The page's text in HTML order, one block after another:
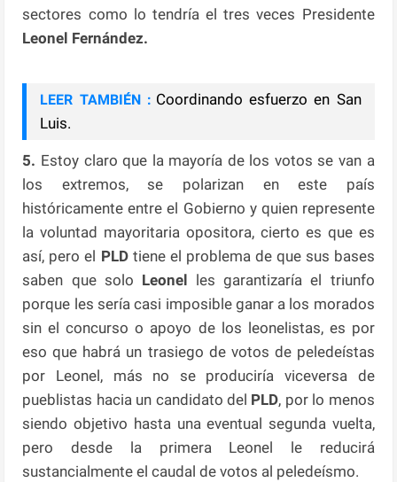
sectores como lo tendría el tres veces Presidente
Leonel Fernández.
LEER TAMBIÉN : Coordinando esfuerzo en San
Luis.
5. Estoy claro que la mayoría de los votos se van a
los extremos, se polarizan en este país
históricamente entre el Gobierno y quien represente
la voluntad mayoritaria opositora, cierto es que es
así, pero el PLDtiene el problema de que sus bases
saben que solo Leonel les garantizaría el triunfo
porque les sería casi imposible ganar a los morados
sin el concurso o apoyo de los leonelistas, es por
eso que habrá un trasiego de votos de peledeístas
por Leonel, más no se produciría viceversa de
pueblistas hacia un candidato del PLD, por lo menos
siendo objetivo hasta una eventual segunda vuelta,
pero desde la primera Leonel le reducirá
sustancialmente el caudal de votos al peledeísmo.